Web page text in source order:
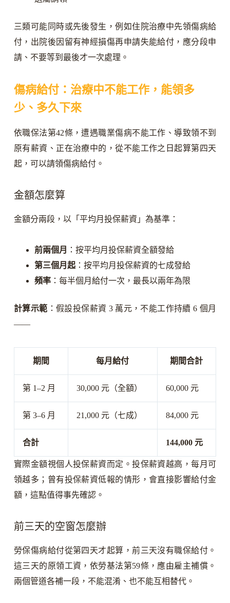
三類可能同時或先後發生，例如住院治療中先領傷病給
付，出院後因留有神經損傷再申請失能給付，應分段申
請、不要等到最後才一次處理。
傷病給付：治療中不能工作，能領多
少、多久下來
依職保法第42條，遭遇職業傷病不能工作、導致領不到
原有薪資、正在治療中的，從不能工作之日起算第四天
起，可以請領傷病給付。
金額怎麼算
金額分兩段，以「平均月投保薪資」為基準：
前兩個月
：按平均月投保薪資全額發給
第三個月起：按平均月投保薪資的七成發給
頻率：每半個月給付一次，最長以兩年為限
計算示範 ：假設投保薪資 3 萬元，不能工作持續 6 個月
——
期間 每月給付 期間合計
第 1–2 月 30,000 元（全額） 60,000 元
第 3–6 月 21,000 元（七成） 84,000 元
合計 144,000 元
實際金額視個人投保薪資而定。投保薪資越高，每月可
領越多；曾有投保薪資低報的情形，會直接影響給付金
額，這點值得事先確認。
前三天的空窗怎麼辦
勞保傷病給付從第四天才起算，前三天沒有職保給付。
這三天的原領工資，依勞基法第59條，應由雇主補償。
兩個管道各補一段，不能混淆、也不能互相替代。